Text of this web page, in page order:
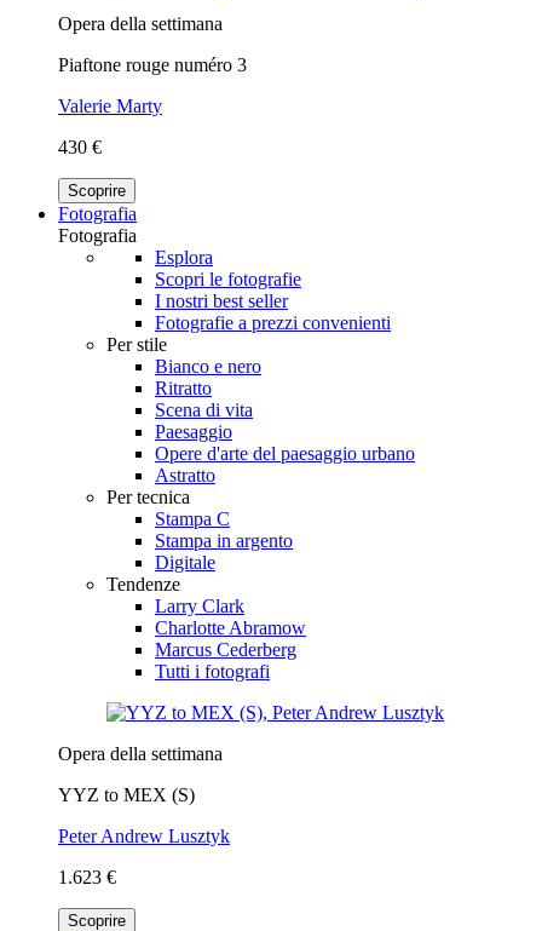
Opera della settimana
Piaftone rouge numéro 3
Valerie Marty
430 €
Scoprire
Fotografia
Fotografia
Esplora
Scopri le fotografie
I nostri best seller
Fotografie a prezzi convenienti
Per stile
Bianco e nero
Ritratto
Scena di vita
Paesaggio
Opere d'arte del paesaggio urbano
Astratto
Per tecnica
Stampa C
Stampa in argento
Digitale
Tendenze
Larry Clark
Charlotte Abramow
Marcus Cederberg
Tutti i fotografi
Opera della settimana
YYZ to MEX (S)
Peter Andrew Lusztyk
1.623 €
Scoprire